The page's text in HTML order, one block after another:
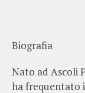
Biografia
Nato ad Ascoli
ha frequentato